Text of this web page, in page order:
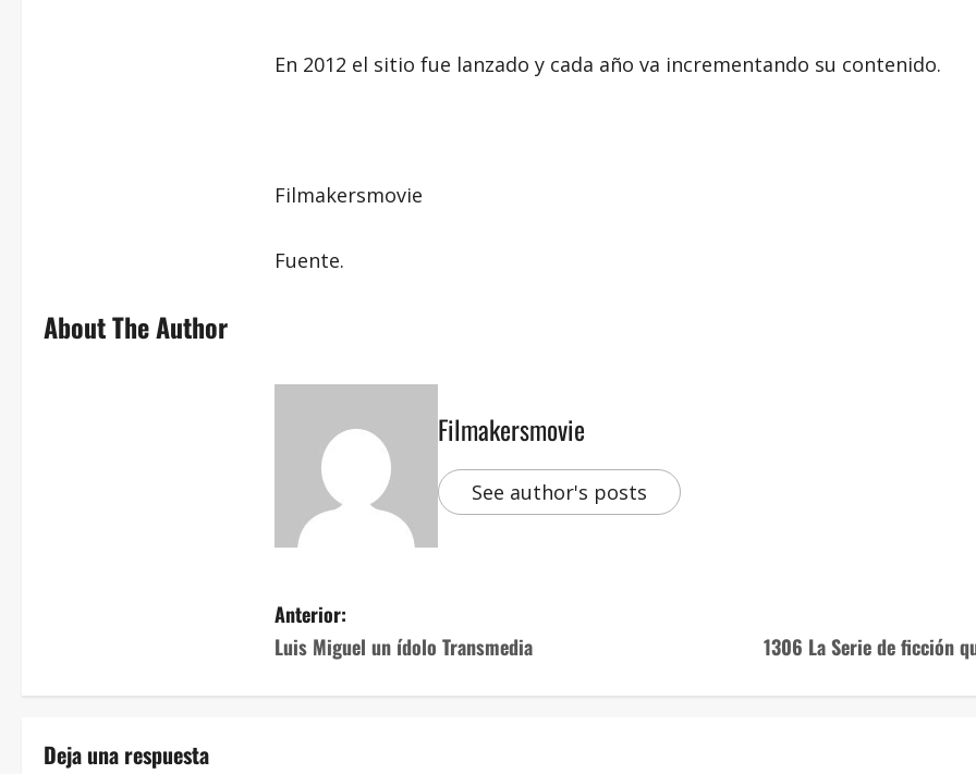
En 2012 el sitio fue lanzado y cada año va incrementando su contenido.
Filmakersmovie
Fuente.
About The Author
Filmakersmovie
See author's posts
Anterior:
Luis Miguel un ídolo Transmedia
1306 La Serie de ficción
Deja una respuesta